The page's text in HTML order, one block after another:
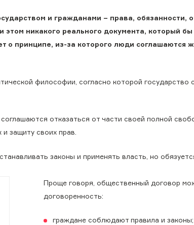
и гражданами – права, обязанности,
этом никакого реального документа, который
о принципе, из-за которого люди соглашаются
философии, согласно которой государство
отказаться от части своей полной
защиту своих прав.
законы и применять власть, но
Проще говоря, общественный договор
договоренность:
граждане соблюдают правила и законы;